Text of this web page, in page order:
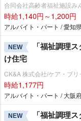
合同会社高齢者福祉施設み
時給1,140円～1,200円
アルバイト・パート / 愛知県
NEW
「福祉調理
け住宅
CK&A 株式会社/ケア・ブ
時給1,177円
アルバイト・パート / 大阪
NEW 「福祉調理